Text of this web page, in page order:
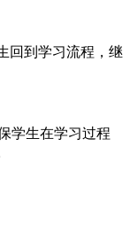
回到学习流程，继
学生在学习过程